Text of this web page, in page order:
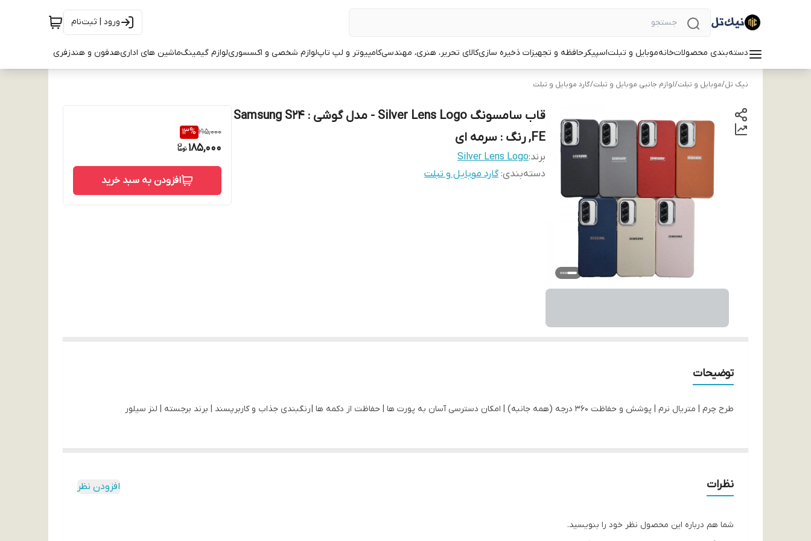
ورود | ثبت‌نام
دسته‌بندی محصولاتخانهموبایل و تبلتاسپیکرحافظه و تجهیزات ذخیره سازیکالای تحریر، هنری، مهندسیکامپیوتر و لپ تاپلوازم شخصی و اکسسوریلوازم گیمینگماشین های اداریهدفون و هندزفری
نیک تل/موبایل و تبلت/لوازم جانبی موبایل و تبلت/گارد موبایل و تبلت
قاب سامسونگ Silver Lens Logo - مدل گوشی : Samsung S24
FE, رنگ : سرمه ای
برند:Silver Lens Logo
دسته‌بندی:گارد موبایل و تبلت
215,000
13%
185,000
افزودن به سبد خرید
توضیحات
طرح چرم | متریال نرم | پوشش و حفاظت 360 درجه (همه جانبه) | امکان دسترسی آسان به پورت ها | حفاظت از دکمه ها | رنگبندی جذاب و کاربرپسند | برند برجسته | لنز سیلور
نظرات افزودن نظر
شما هم درباره این محصول نظر خود را بنویسید.